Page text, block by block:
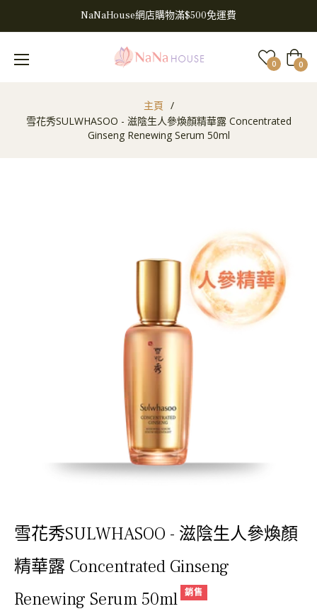
NaNaHouse網店購物滿$500免運費
0 大
車 0
主頁 /
雪花秀SULWHASOO - 滋陰生人參煥顏精華露 Concentrated
Ginseng Renewing Serum 50ml
雪花秀SULWHASOO - 滋陰生人參煥顏
精華露 Concentrated Ginseng
Renewing Serum 50ml 銷售